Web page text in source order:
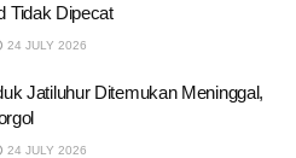
Tidak Dipecat
24 JULY 2026
Jatiluhur Ditemukan Meninggal,
24 JULY 2026